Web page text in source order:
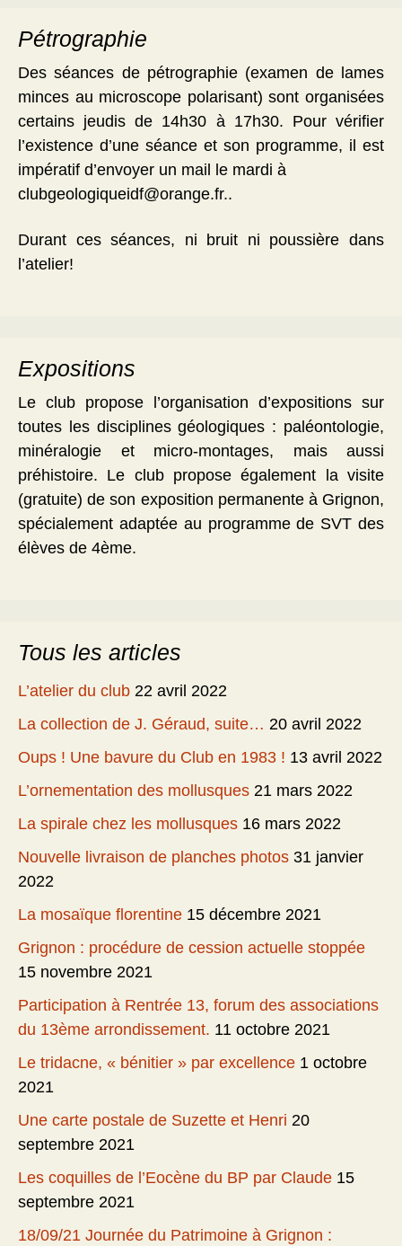
Pétrographie
Des séances de pétrographie (examen de lames
minces au microscope polarisant) sont organisées
certains jeudis de 14h30 à 17h30. Pour vérifier
l’existence d’une séance et son programme, il est
impératif d’envoyer un mail le mardi à
clubgeologiqueidf@orange.fr..
Durant ces séances, ni bruit ni poussière dans
l’atelier!
Expositions
Le club propose l’organisation d’expositions sur
toutes les disciplines géologiques : paléontologie,
minéralogie et micro-montages, mais aussi
préhistoire. Le club propose également la visite
(gratuite) de son exposition permanente à Grignon,
spécialement adaptée au programme de SVT des
élèves de 4ème.
Tous les articles
L’atelier du club 22 avril 2022
La collection de J. Géraud, suite… 20 avril 2022
Oups ! Une bavure du Club en 1983 ! 13 avril 2022
L’ornementation des mollusques 21 mars 2022
La spirale chez les mollusques 16 mars 2022
Nouvelle livraison de planches photos 31 janvier
2022
La mosaïque florentine 15 décembre 2021
Grignon : procédure de cession actuelle stoppée
15 novembre 2021
Participation à Rentrée 13, forum des associations
du 13ème arrondissement. 11 octobre 2021
Le tridacne, « bénitier » par excellence 1 octobre
2021
Une carte postale de Suzette et Henri 20
septembre 2021
Les coquilles de l’Eocène du BP par Claude 15
septembre 2021
18/09/21 Journée du Patrimoine à Grignon :